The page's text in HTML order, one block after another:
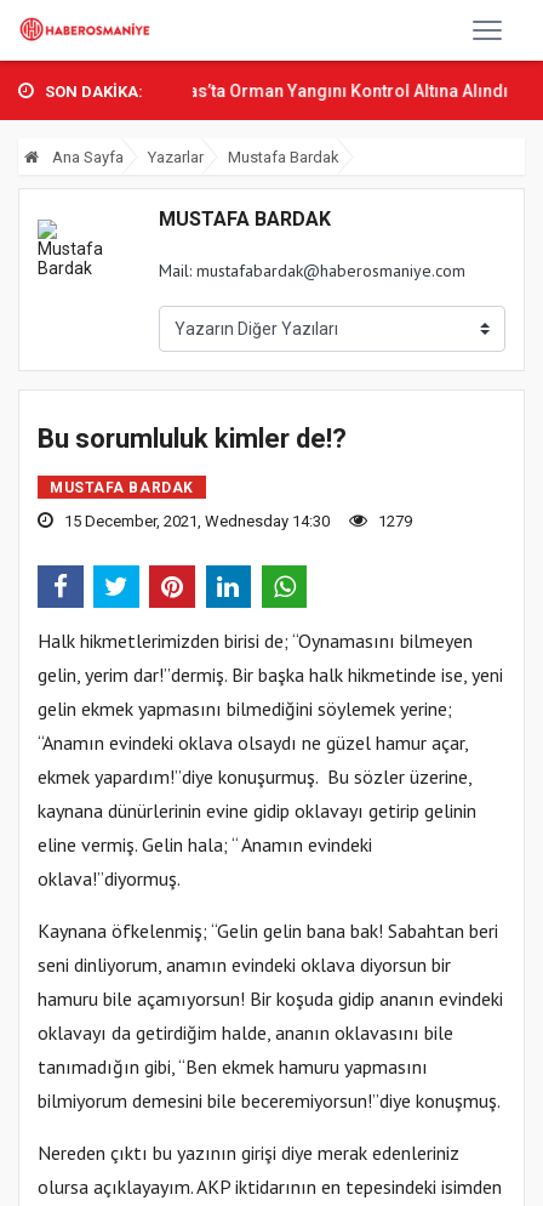
SON DAKİKA:
Osmani... Sumbas’ta Orman Yangını Kontrol Altına Alındı
Ana Sayfa Yazarlar Mustafa Bardak
MUSTAFA BARDAK
Mail: mustafabardak@haberosmaniye.com
Bu sorumluluk kimler de!?
MUSTAFA BARDAK
15 December, 2021, Wednesday 14:30 1279
Halk hikmetlerimizden birisi de; “Oynamasını bilmeyen
gelin, yerim dar!”dermiş. Bir başka halk hikmetinde ise, yeni
gelin ekmek yapmasını bilmediğini söylemek yerine;
“Anamın evindeki oklava olsaydı ne güzel hamur açar,
ekmek yapardım!”diye konuşurmuş. Bu sözler üzerine,
kaynana dünürlerinin evine gidip oklavayı getirip gelinin
eline vermiş. Gelin hala; “ Anamın evindeki
oklava!”diyormuş.
Kaynana öfkelenmiş; “Gelin gelin bana bak! Sabahtan beri
seni dinliyorum, anamın evindeki oklava diyorsun bir
hamuru bile açamıyorsun! Bir koşuda gidip ananın evindeki
oklavayı da getirdiğim halde, ananın oklavasını bile
tanımadığın gibi, “Ben ekmek hamuru yapmasını
bilmiyorum demesini bile beceremiyorsun!”diye konuşmuş.
Nereden çıktı bu yazının girişi diye merak edenleriniz
olursa açıklayayım. AKP iktidarının en tepesindeki isimden